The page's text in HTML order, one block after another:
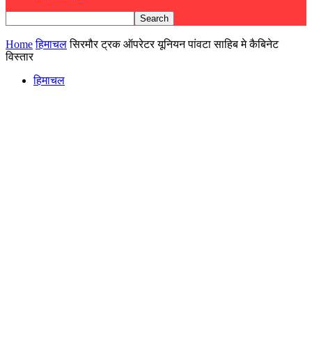
Home हिमाचल सिरमौर ट्रक ऑपरेटर यूनियन पांवटा साहिब मे कैबिनेट
विस्तार
हिमाचल